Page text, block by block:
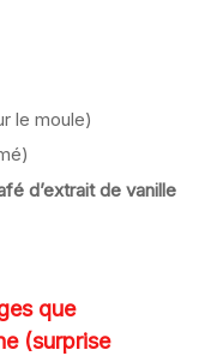
le moule)
d’extrait de vanille
que
(surprise